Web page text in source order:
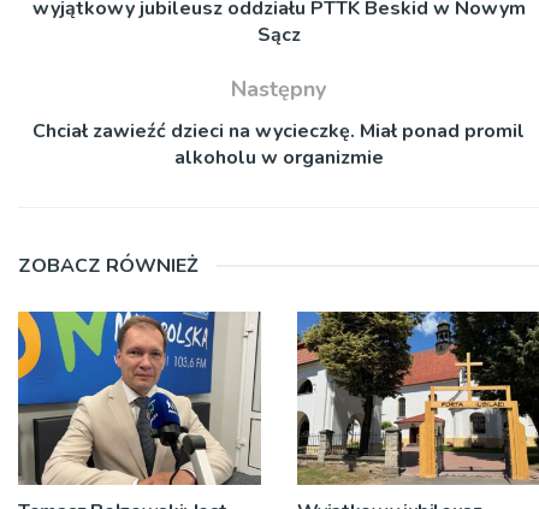
wyjątkowy jubileusz oddziału PTTK Beskid w Nowym
Sącz
Następny
Chciał zawieźć dzieci na wycieczkę. Miał ponad promil
alkoholu w organizmie
ZOBACZ RÓWNIEŻ